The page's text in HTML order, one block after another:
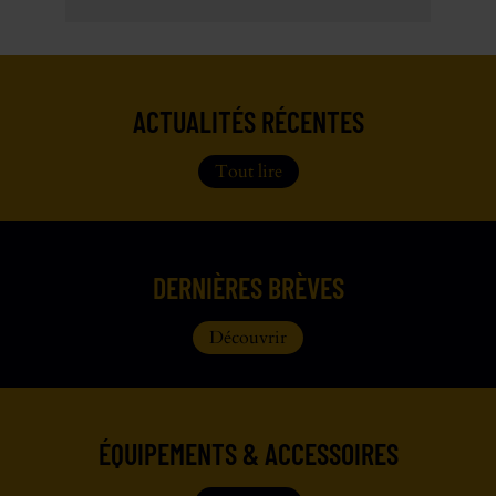
ACTUALITÉS RÉCENTES
Tout lire
DERNIÈRES BRÈVES
Découvrir
ÉQUIPEMENTS & ACCESSOIRES